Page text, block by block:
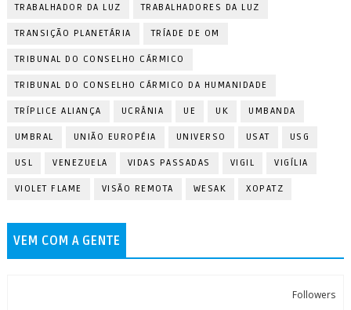
TRABALHADOR DA LUZ TRABALHADORES DA LUZ
TRANSIÇÃO PLANETÁRIA TRÍADE DE OM
TRIBUNAL DO CONSELHO CÁRMICO
TRIBUNAL DO CONSELHO CÁRMICO DA HUMANIDADE
TRÍPLICE ALIANÇA UCRÂNIA UE UK UMBANDA
UMBRAL UNIÃO EUROPÉIA UNIVERSO USAT USG
USL VENEZUELA VIDAS PASSADAS VIGIL VIGÍLIA
VIOLET FLAME VISÃO REMOTA WESAK XOPATZ
VEM COM A GENTE
Followers